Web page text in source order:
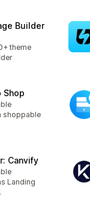
Builder
theme
Shop
shoppable
Canvify
Landing